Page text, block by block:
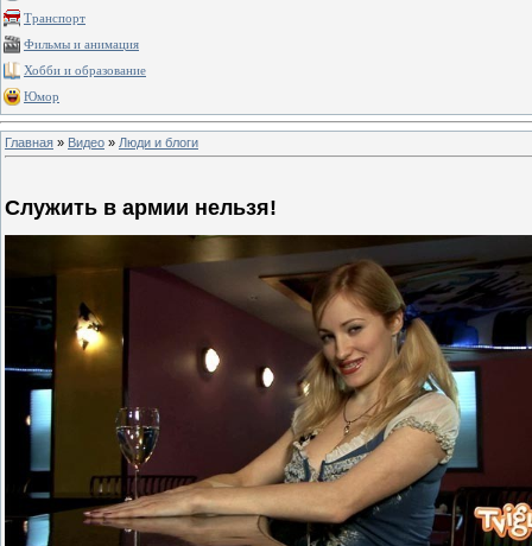
Транспорт
Фильмы и анимация
Хобби и образование
Юмор
Главная » Видео » Люди и блоги
Служить в армии нельзя!